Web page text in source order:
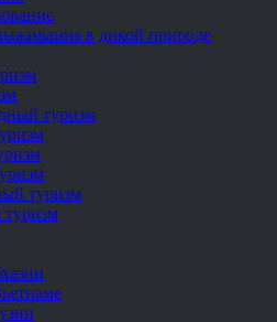
в дикой природе
туризм
туризм
туризм